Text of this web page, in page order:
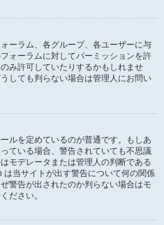
ーラム、各グループ、各ユーザーに与
ォーラムに対してパーミッションを許
み許可していたりするかもしれませ
しても判らない場合は管理人にお問い
ルを定めているのが普通です。もしあ
ている場合、警告されていても不思議
モデレータまたは管理人の判断である
当サイトが出す警告について何の関係
警告が出されたのか判らない場合はモ
ださい。